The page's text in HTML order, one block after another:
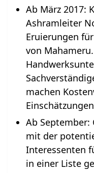
Ab März 2017:
Ashramleiter
Eruierungen
von
machen
Ab September:
mit der
Interessenten
in einer Liste